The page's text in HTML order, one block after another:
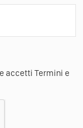
accetti Termini e